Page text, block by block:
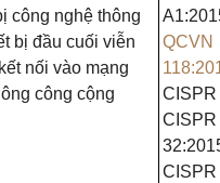
công nghệ thông
bị đầu cuối viễn
nối vào mạng
công cộng
QCVN
CISPR
CISPR
CISPR